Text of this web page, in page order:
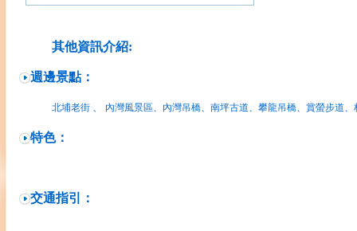
其他資訊介紹:
週邊景點：
北埔老街 、 內灣風景區、內灣吊橋、南坪古道、攀龍吊橋、賞螢步道
特色：
交通指引：